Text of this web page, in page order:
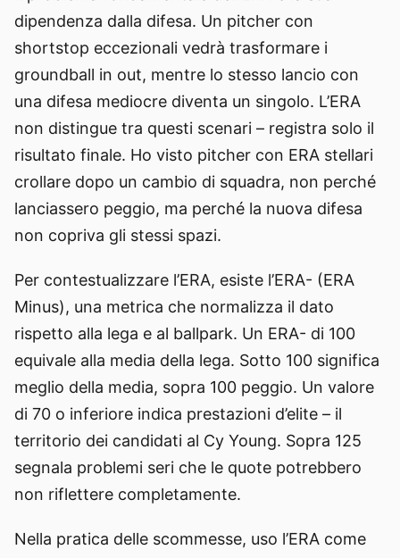
dipendenza dalla difesa. Un pitcher con
shortstop eccezionali vedrà trasformare i
groundball in out, mentre lo stesso lancio con
una difesa mediocre diventa un singolo. L’ERA
non distingue tra questi scenari – registra solo il
risultato finale. Ho visto pitcher con ERA stellari
crollare dopo un cambio di squadra, non perché
lanciassero peggio, ma perché la nuova difesa
non copriva gli stessi spazi.
Per contestualizzare l’ERA, esiste l’ERA- (ERA
Minus), una metrica che normalizza il dato
rispetto alla lega e al ballpark. Un ERA- di 100
equivale alla media della lega. Sotto 100 significa
meglio della media, sopra 100 peggio. Un valore
di 70 o inferiore indica prestazioni d’elite – il
territorio dei candidati al Cy Young. Sopra 125
segnala problemi seri che le quote potrebbero
non riflettere completamente.
Nella pratica delle scommesse, uso l’ERA come